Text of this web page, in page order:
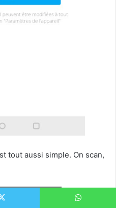
tout aussi simple. On scan,